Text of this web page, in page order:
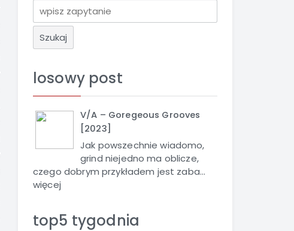
z
u
a
losowy post
V/A – Goregeous Grooves
[2023]
Jak powszechnie wiadomo,
grind niejedno ma oblicze,
czego dobrym przykładem jest zaba...
więcej
top5 tygodnia